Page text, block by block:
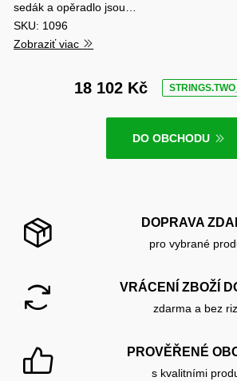
sedák a opěradlo jsou…
SKU: 1096
Zobraziť viac
18 102 Kč
DO OBCHODU
DOPRAVA
pro vybrané
VRÁCENÍ ZBOŽÍ
zdarma a bez
PROVĚŘENÉ
s kvalitními